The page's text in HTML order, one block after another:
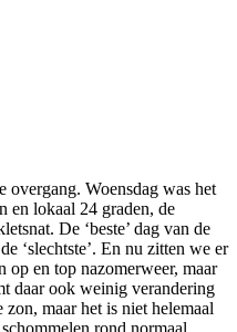
overgang. Woensdag was het
en lokaal 24 graden, de
De ‘beste’ dag van de
‘slechtste’. En nu zitten we er
op en top nazomerweer, maar
daar ook weinig verandering
maar het is niet helemaal
rond normaal.